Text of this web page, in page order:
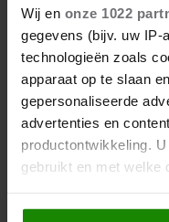
Wij en onze 1022
gegevens (bijv. uw IP-
technologieën zoals
apparaat op te slaan
gepersonaliseerde
advertenties en
productontwikkeling.
gebruikt en met welke
Als u het toestaat,
De nieuwe